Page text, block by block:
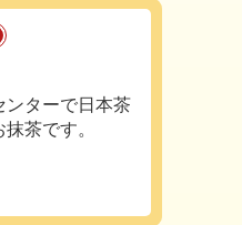
ンターで日本茶
茶です。